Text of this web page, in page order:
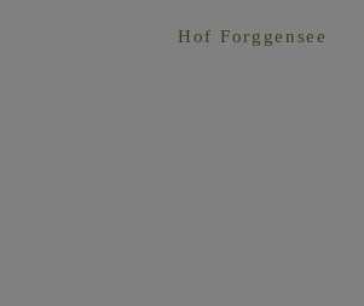
Hof Forggensee